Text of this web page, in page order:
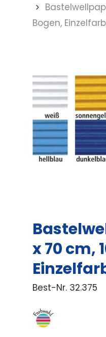
Bogen,
x 70 cm,
Best-Nr. 32.375